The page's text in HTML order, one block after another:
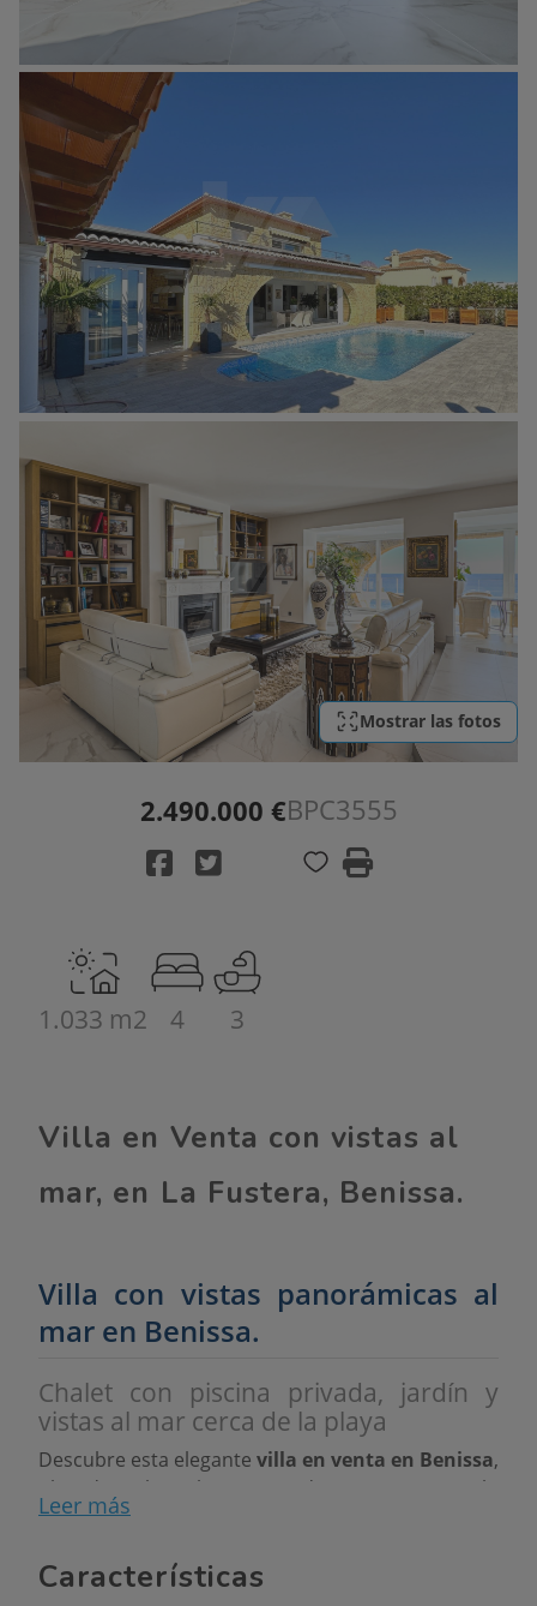
Mostrar las fotos
2.490.000 €BPC3555
1.033 m2 4 3
Villa en Venta con vistas al
mar, en La Fustera, Benissa.
Villa con vistas panorámicas al
mar en Benissa.
Chalet con piscina privada, jardín y
vistas al mar cerca de la playa
Descubre esta elegante villa en venta en Benissa,
ubicada en la exclusiva zona de
, a solo
unos minutos de la playa. Ideal como residencia
ofrececomodidad, privacidad y estilo
Leer más
Características